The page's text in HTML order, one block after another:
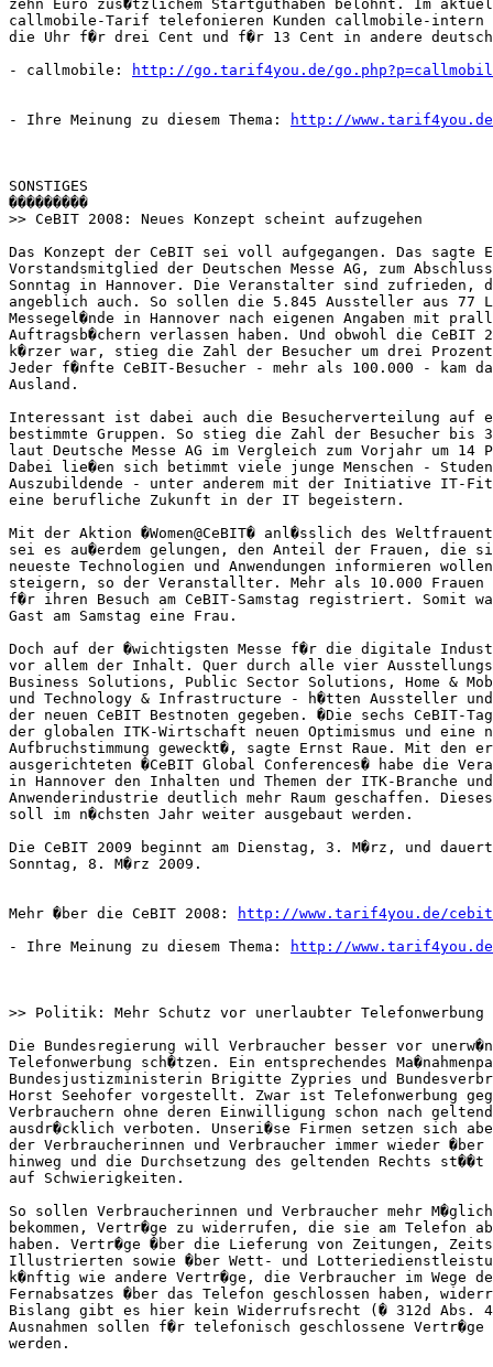
zehn Euro zus�tzlichem Startguthaben belohnt. Im
callmobile-Tarif telefonieren Kunden callmobile-intern
die Uhr f�r drei Cent und f�r 13 Cent in andere
- callmobile:
http://go.tarif4you.de/
- Ihre Meinung zu diesem Thema: http://
SONSTIGES
���������
>> CeBIT 2008: Neues Konzept scheint aufzugehen
Das Konzept der CeBIT sei voll aufgegangen. Das sagte
Vorstandsmitglied der Deutschen Messe AG, zum
Sonntag in Hannover. Die Veranstalter sind zufrieden,
angeblich auch. So sollen die 5.845 Aussteller aus 77
Messegel�nde in Hannover nach eigenen Angaben mit
Auftragsb�chern verlassen haben. Und obwohl die CeBIT
k�rzer war, stieg die Zahl der Besucher um drei
Jeder f�nfte CeBIT-Besucher - mehr als 100.000 - kam
Ausland.
Interessant ist dabei auch die Besucherverteilung auf
bestimmte Gruppen. So stieg die Zahl der Besucher bis
laut Deutsche Messe AG im Vergleich zum Vorjahr um 14
Dabei lie�en sich betimmt viele junge Menschen -
Auszubildende - unter anderem mit der Initiative IT-
eine berufliche Zukunft in der IT begeistern.
Mit der Aktion �Women@CeBIT� anl�sslich des
sei es au�erdem gelungen, den Anteil der Frauen, die
neueste Technologien und Anwendungen informieren
steigern, so der Veranstallter. Mehr als 10.000 Frauen
f�r ihren Besuch am CeBIT-Samstag registriert. Somit
Gast am Samstag eine Frau.
Doch auf der �wichtigsten Messe f�r die digitale
vor allem der Inhalt. Quer durch alle vier
Business Solutions, Public Sector Solutions, Home &
und Technology & Infrastructure - h�tten Aussteller und
der neuen CeBIT Bestnoten gegeben. �Die sechs CeBIT-
der globalen ITK-Wirtschaft neuen Optimismus und eine
Aufbruchstimmung geweckt�, sagte Ernst Raue. Mit den
ausgerichteten �CeBIT Global Conferences� habe die
in Hannover den Inhalten und Themen der ITK-Branche
Anwenderindustrie deutlich mehr Raum geschaffen.
soll im n�chsten Jahr weiter ausgebaut werden.
Die CeBIT 2009 beginnt am Dienstag, 3. M�rz, und
Sonntag, 8. M�rz 2009.
Mehr �ber die CeBIT 2008:
http://www.tarif4you.de/
- Ihre Meinung zu diesem Thema:
http://
>> Politik: Mehr Schutz vor unerlaubter Telefonwerbung
Die Bundesregierung will Verbraucher besser vor
Telefonwerbung sch�tzen. Ein entsprechendes
Bundesjustizministerin Brigitte Zypries und
Horst Seehofer vorgestellt. Zwar ist Telefonwerbung
Verbrauchern ohne deren Einwilligung schon nach
ausdr�cklich verboten. Unseri�se Firmen setzen sich
der Verbraucherinnen und Verbraucher immer wieder
hinweg und die Durchsetzung des geltenden Rechts
auf Schwierigkeiten.
So sollen Verbraucherinnen und Verbraucher mehr
bekommen, Vertr�ge zu widerrufen, die sie am Telefon
haben. Vertr�ge �ber die Lieferung von Zeitungen,
Illustrierten sowie �ber Wett- und
k�nftig wie andere Vertr�ge, die Verbraucher im Wege
Fernabsatzes �ber das Telefon geschlossen haben,
Bislang gibt es hier kein Widerrufsrecht (� 312d Abs. 4
Ausnahmen sollen f�r telefonisch geschlossene
werden.